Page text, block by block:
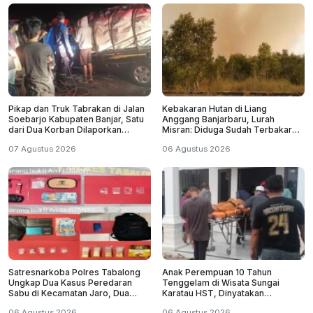
Pikap dan Truk Tabrakan di Jalan
Soebarjo Kabupaten Banjar, Satu
dari Dua Korban Dilaporkan
07 Agustus 2026
Kebakaran Hutan di Liang
Anggang Banjarbaru, Lurah
Misran: Diduga Sudah Terbakar
06 Agustus 2026
Satresnarkoba Polres Tabalong
Ungkap Dua Kasus Peredaran
Sabu di Kecamatan Jaro, Dua
Anak Perempuan 10 Tahun
Tenggelam di Wisata Sungai
Karatau HST, Dinyatakan